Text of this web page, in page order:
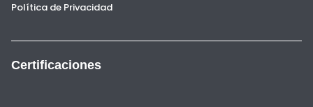
Política de Privacidad
Certificaciones